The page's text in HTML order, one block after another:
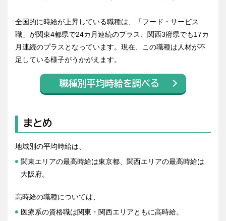
全国的に時給が上昇している職種は、「フード・サービス
職」が関東4都県で24カ月連続のプラス、関西3府県でも17カ
月連続のプラスとなっています。現在、この職種は人材が不
足している様子がうかがえます。
職種別平均時給を調べる
まとめ
地域別の平均時給は、
関東エリアの最高時給は東京都、関西エリアの最高時給は
大阪府。
高時給の職種については、
医療系の資格職は関東・関西エリアともに高時給。